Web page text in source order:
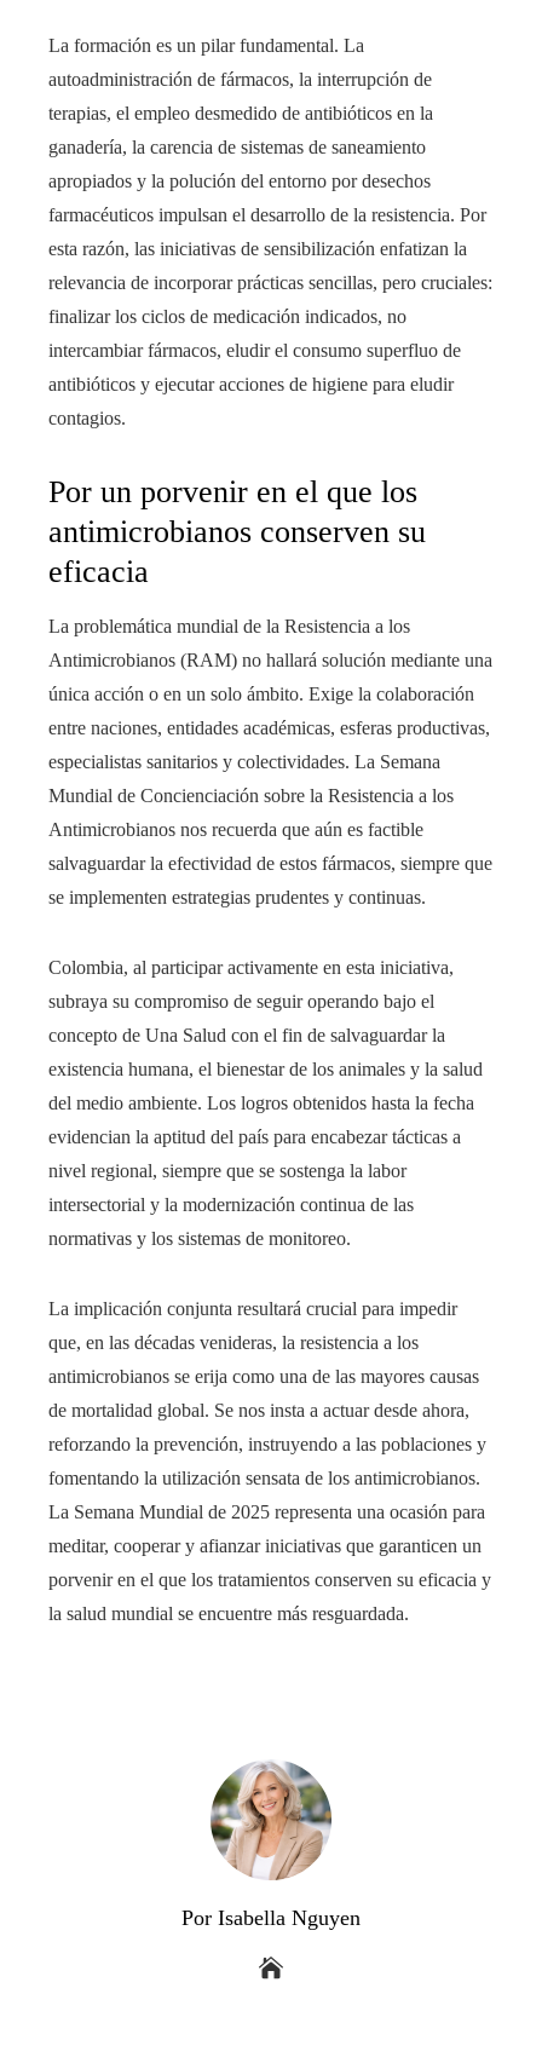
La formación es un pilar fundamental. La
autoadministración de fármacos, la interrupción de
terapias, el empleo desmedido de antibióticos en la
ganadería, la carencia de sistemas de saneamiento
apropiados y la polución del entorno por desechos
farmacéuticos impulsan el desarrollo de la resistencia. Por
esta razón, las iniciativas de sensibilización enfatizan la
relevancia de incorporar prácticas sencillas, pero cruciales:
finalizar los ciclos de medicación indicados, no
intercambiar fármacos, eludir el consumo superfluo de
antibióticos y ejecutar acciones de higiene para eludir
contagios.
Por un porvenir en el que los
antimicrobianos conserven su
eficacia
La problemática mundial de la Resistencia a los
Antimicrobianos (RAM) no hallará solución mediante una
única acción o en un solo ámbito. Exige la colaboración
entre naciones, entidades académicas, esferas productivas,
especialistas sanitarios y colectividades. La Semana
Mundial de Concienciación sobre la Resistencia a los
Antimicrobianos nos recuerda que aún es factible
salvaguardar la efectividad de estos fármacos, siempre que
se implementen estrategias prudentes y continuas.
Colombia, al participar activamente en esta iniciativa,
subraya su compromiso de seguir operando bajo el
concepto de Una Salud con el fin de salvaguardar la
existencia humana, el bienestar de los animales y la salud
del medio ambiente. Los logros obtenidos hasta la fecha
evidencian la aptitud del país para encabezar tácticas a
nivel regional, siempre que se sostenga la labor
intersectorial y la modernización continua de las
normativas y los sistemas de monitoreo.
La implicación conjunta resultará crucial para impedir
que, en las décadas venideras, la resistencia a los
antimicrobianos se erija como una de las mayores causas
de mortalidad global. Se nos insta a actuar desde ahora,
reforzando la prevención, instruyendo a las poblaciones y
fomentando la utilización sensata de los antimicrobianos.
La Semana Mundial de 2025 representa una ocasión para
meditar, cooperar y afianzar iniciativas que garanticen un
porvenir en el que los tratamientos conserven su eficacia y
la salud mundial se encuentre más resguardada.
Por Isabella Nguyen